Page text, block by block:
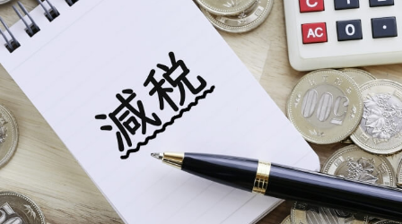
水谷
一蔵
「これは素晴らしいでしょう。我が地元の練馬区田柄は
結構大きな町内会があって、まあ町内会長は不足してないで
すけど、やっぱ町内会に入ること自体が都内の方は少ない。
で、どんどん小さくなっていく。小さくなっていくと、どう
なるかっていうと、当たり前にやっていた盆踊りや、お祭り
がなくなっていくわけです。それを町内会の方々が寄付とか